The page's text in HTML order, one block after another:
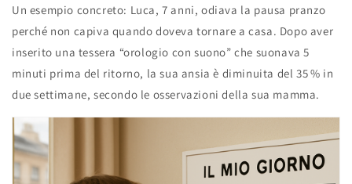
Un esempio concreto: Luca, 7 anni, odiava la pausa pranzo
perché non capiva quando doveva tornare a casa. Dopo aver
inserito una tessera “orologio con suono” che suonava 5
minuti prima del ritorno, la sua ansia è diminuita del 35 % in
due settimane, secondo le osservazioni della sua mamma.